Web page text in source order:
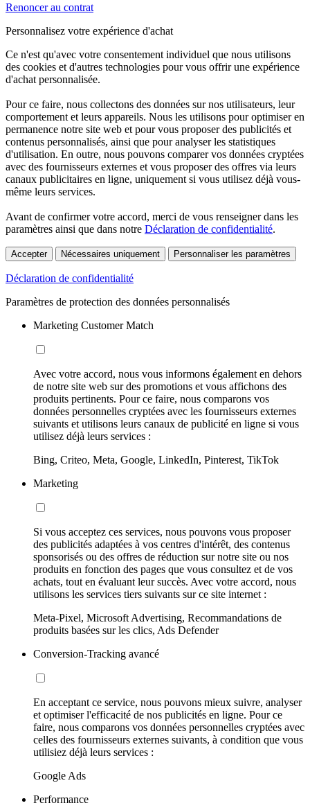
Renoncer au contrat
Personnalisez votre expérience d'achat
Ce n'est qu'avec votre consentement individuel que nous utilisons
des cookies et d'autres technologies pour vous offrir une expérience
d'achat personnalisée.
Pour ce faire, nous collectons des données sur nos utilisateurs, leur
comportement et leurs appareils. Nous les utilisons pour optimiser en
permanence notre site web et pour vous proposer des publicités et
contenus personnalisés, ainsi que pour analyser les statistiques
d'utilisation. En outre, nous pouvons comparer vos données cryptées
avec des fournisseurs externes et vous proposer des offres via leurs
canaux publicitaires en ligne, uniquement si vous utilisez déjà vous-
même leurs services.
Avant de confirmer votre accord, merci de vous renseigner dans les
paramètres ainsi que dans notre Déclaration de confidentialité.
Accepter Nécessaires uniquement Personnaliser les paramètres
Déclaration de confidentialité
Paramètres de protection des données personnalisés
Marketing Customer Match
Avec votre accord, nous vous informons également en dehors
de notre site web sur des promotions et vous affichons des
produits pertinents. Pour ce faire, nous comparons vos
données personnelles cryptées avec les fournisseurs externes
suivants et utilisons leurs canaux de publicité en ligne si vous
utilisez déjà leurs services :
Bing, Criteo, Meta, Google, LinkedIn, Pinterest, TikTok
Marketing
Si vous acceptez ces services, nous pouvons vous proposer
des publicités adaptées à vos centres d'intérêt, des contenus
sponsorisés ou des offres de réduction sur notre site ou nos
produits en fonction des pages que vous consultez et de vos
achats, tout en évaluant leur succès. Avec votre accord, nous
utilisons les services tiers suivants sur ce site internet :
Meta-Pixel, Microsoft Advertising, Recommandations de
produits basées sur les clics, Ads Defender
Conversion-Tracking avancé
En acceptant ce service, nous pouvons mieux suivre, analyser
et optimiser l'efficacité de nos publicités en ligne. Pour ce
faire, nous comparons vos données personnelles cryptées avec
celles des fournisseurs externes suivants, à condition que vous
utilisiez déjà leurs services :
Google Ads
Performance